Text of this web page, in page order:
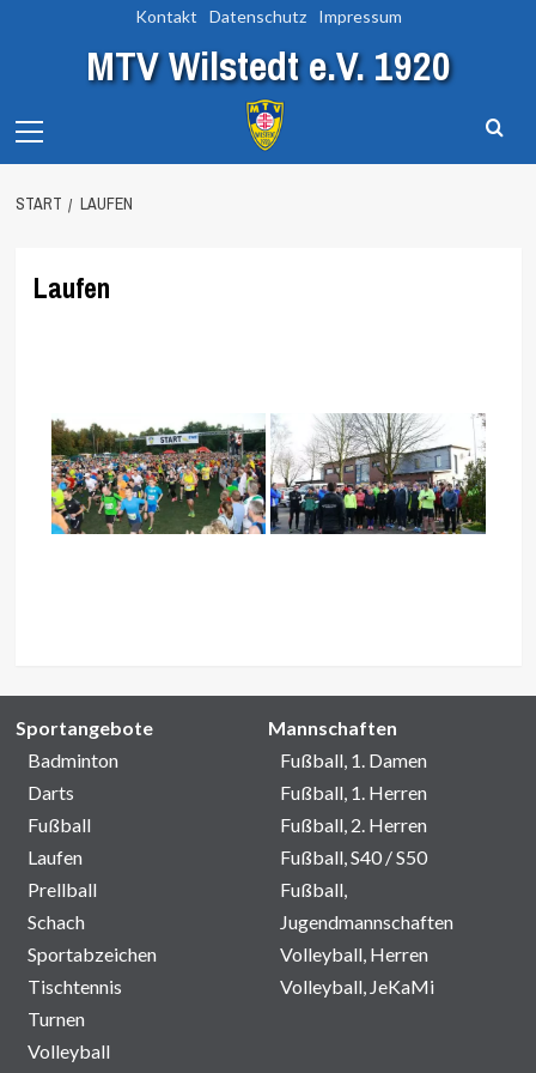
Kontakt Datenschutz Impressum
MTV Wilstedt e.V. 1920
Menu
START LAUFEN
Laufen
Sportangebote
Badminton
Darts
Fußball
Laufen
Prellball
Schach
Sportabzeichen
Tischtennis
Turnen
Volleyball
Mannschaften
Fußball, 1. Damen
Fußball, 1. Herren
Fußball, 2. Herren
Fußball, S40 / S50
Fußball,
Jugendmannschaften
Volleyball, Herren
Volleyball, JeKaMi